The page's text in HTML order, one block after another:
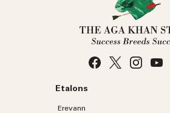
Etalons
Erevann